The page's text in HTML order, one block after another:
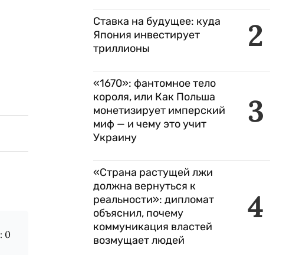
0
2
Ставка на будущее: куда
Япония инвестирует
триллионы
3
«1670»: фантомное тело
короля, или Как Польша
монетизирует имперский
миф — и чему это учит
Украину
4
«Страна растущей лжи
должна вернуться к
реальности»: дипломат
объяснил, почему
коммуникация властей
возмущает людей